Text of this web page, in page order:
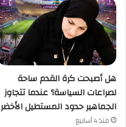
هل أصبحت كرة القدم ساحة
لصراعات السياسة؟ عندما تتجاوز
الجماهير حدود المستطيل الأخضر
منذ 4 أسابيع